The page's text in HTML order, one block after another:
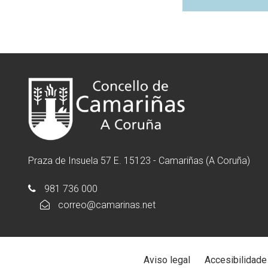
Praza de Insuela 57 E. 15123 - Camariñas (A Coruña)
981 736 000
correo@camarinas.net
Aviso legal Accesibilidade